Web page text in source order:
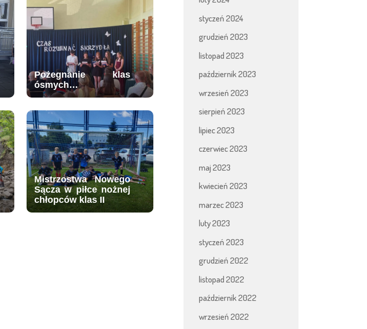
Pożegnanie klas
ósmych…
Mistrzostwa Nowego
Sącza w piłce nożnej
chłopców klas II
styczeń 2024
grudzień 2023
listopad 2023
październik 2023
wrzesień 2023
sierpień 2023
lipiec 2023
czerwiec 2023
maj 2023
kwiecień 2023
marzec 2023
luty 2023
styczeń 2023
grudzień 2022
listopad 2022
październik 2022
wrzesień 2022